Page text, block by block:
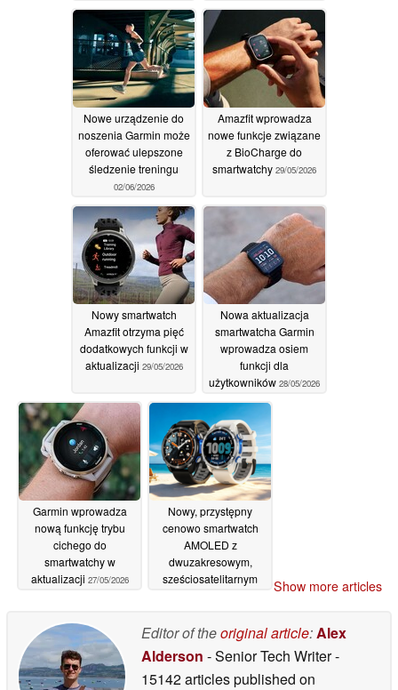
zdrowia zostanie
wprowadzony na rynek
globalny03/06/2026
02/06/2026
Nowe urządzenie do
noszenia Garmin może
oferować ulepszone
śledzenie treningu
02/06/2026
Amazfit wprowadza
nowe funkcje związane
z BioCharge do
smartwatchy 29/05/2026
Nowy smartwatch
Amazfit otrzyma pięć
dodatkowych funkcji w
aktualizacji 29/05/2026
Nowa aktualizacja
smartwatcha Garmin
wprowadza osiem
funkcji dla
użytkowników 28/05/2026
Garmin wprowadza
nową funkcję trybu
cichego do
smartwatchy w
aktualizacji 27/05/2026
Nowy, przystępny
cenowo smartwatch
AMOLED z
dwuzakresowym,
sześciosatelitarnym
nierdzewnej 27/05/2026
Show more articles
Editor of theoriginal article:Alex
Alderson - Senior Tech Writer-
15142 articles published on